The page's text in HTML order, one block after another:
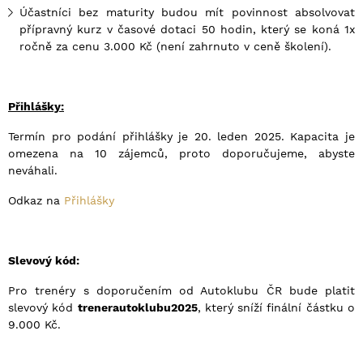
Účastníci bez maturity budou mít povinnost absolvovat
přípravný kurz v časové dotaci 50 hodin, který se koná 1x
ročně za cenu 3.000 Kč (není zahrnuto v ceně školení).
Přihlášky:
Termín pro podání přihlášky je 20. leden 2025. Kapacita je
omezena na 10 zájemců, proto doporučujeme, abyste
neváhali.
Odkaz na Přihlášky
Slevový kód:
Pro trenéry s doporučením od Autoklubu ČR bude platit
slevový kód trenerautoklubu2025, který sníží finální částku o
9.000 Kč.